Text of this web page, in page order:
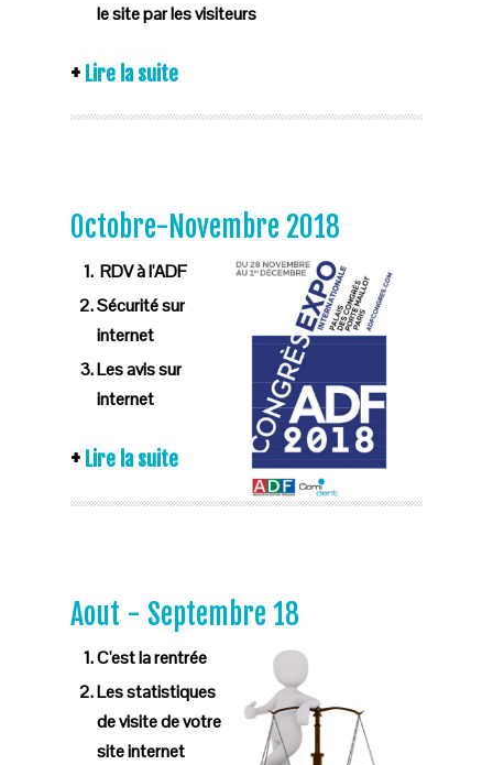
le site par les visiteurs
Lire la suite
Octobre-Novembre 2018
RDV à l'ADF
Sécurité sur
internet
Les avis sur
internet
Lire la suite
Aout - Septembre 18
C'est la rentrée
Les statistiques
de visite de votre
site internet